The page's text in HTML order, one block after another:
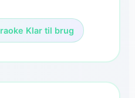
Klar til brug